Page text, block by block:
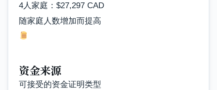
4人家庭：$27,297 CAD
随家庭人数增加而提高
资金来源
可接受的资金证明类型